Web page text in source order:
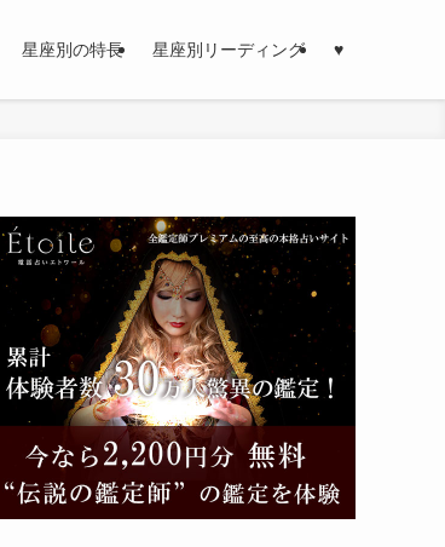
星座別の特長 星座別リーディング ♥